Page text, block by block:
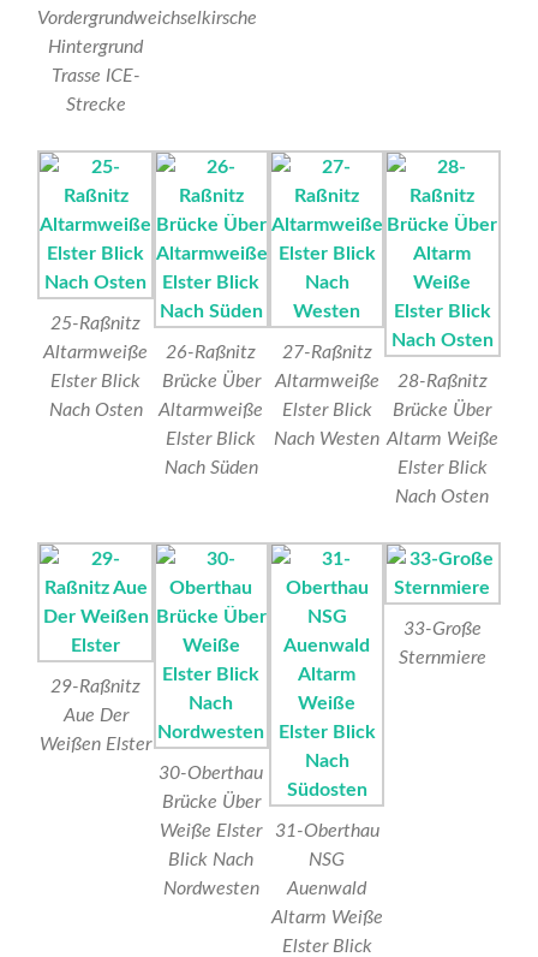
Vordergrundweichselkirsche
Hintergrund
Trasse ICE-
Strecke
25-Raßnitz
Altarmweiße
Elster Blick
Nach Osten
26-Raßnitz
Brücke Über
Altarmweiße
Elster Blick
Nach Süden
27-Raßnitz
Altarmweiße
Elster Blick
Nach Westen
28-Raßnitz
Brücke Über
Altarm Weiße
Elster Blick
Nach Osten
29-Raßnitz
Aue Der
Weißen Elster
30-Oberthau
Brücke Über
Weiße Elster
Blick Nach
Nordwesten
31-Oberthau
NSG
Auenwald
Altarm Weiße
Elster Blick
33-Große
Sternmiere